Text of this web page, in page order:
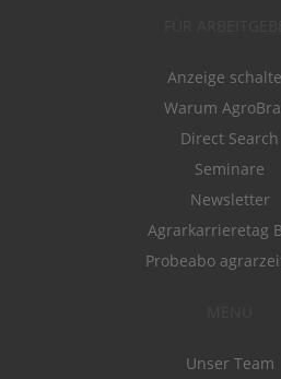
Anzeige
Warum
Direct Search
Seminare
Newsletter
Agrarkarrieretag
Probeabo
Unser Team